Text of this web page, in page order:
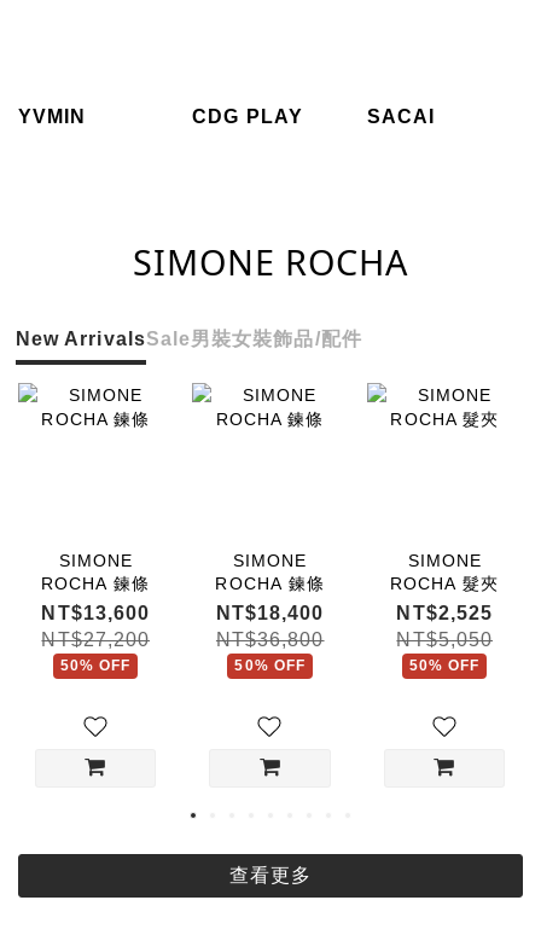
YVMIN CDG PLAY SACAI
SIMONE ROCHA
New ArrivalsSale男裝女裝飾品/配件
SIMONE
ROCHA 鍊條
NT$13,600
NT$27,200
50% OFF
SIMONE
ROCHA 鍊條
NT$18,400
NT$36,800
50% OFF
SIMONE
ROCHA 髮夾
NT$2,525
NT$5,050
50% OFF
查看更多